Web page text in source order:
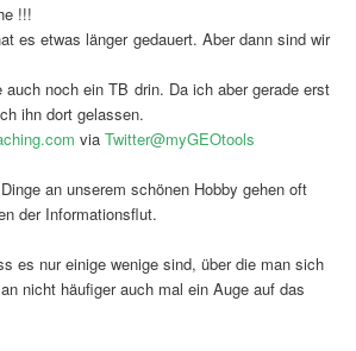
!!!
es etwas länger gedauert. Aber dann sind wir
auch noch ein TB drin. Da ich aber gerade erst
ihn dort gelassen.
viaTwitter@myGEOtools
an unserem schönen Hobby gehen oft
der Informationsflut.
es nur einige wenige sind, über die man sich
nicht häufiger auch mal ein Auge auf das